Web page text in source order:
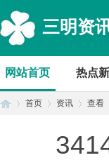
三明资
网站首页 热点
首页 资讯 查看